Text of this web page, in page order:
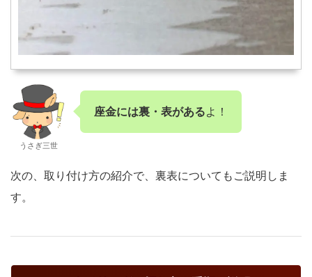
うさぎ三世
座金には裏・表があるよ！
次の、取り付け方の紹介で、裏表についてもご説明しま
す。